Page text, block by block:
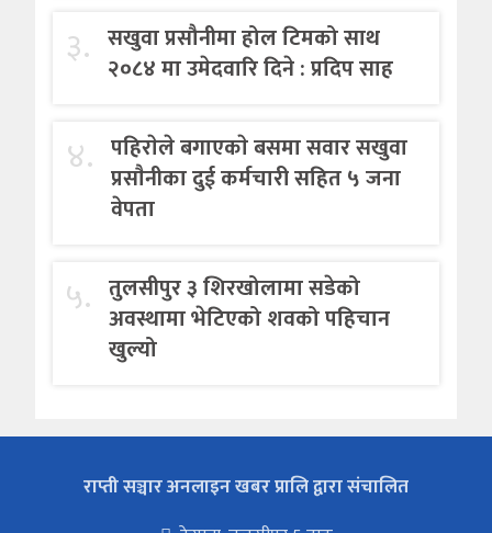
३. सखुवा प्रसौनीमा होल टिमको साथ
२०८४ मा उमेदवारि दिने : प्रदिप साह
४. पहिराेले बगाएकाे बसमा सवार सखुवा
प्रसाैनीका दुई कर्मचारी सहित ५ जना
वेपता
५. तुलसीपुर ३ शिरखोलामा सडेको
अवस्थामा भेटिएको शवको पहिचान
खुल्यो
राप्ती सञ्चार अनलाइन खबर प्रालि द्वारा संचालित